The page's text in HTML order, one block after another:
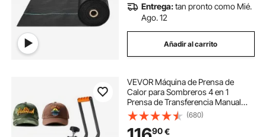
botones para prensa
Entrega:tan pronto como Mié.
Ago. 12
Añadir al carrito
VEVOR Máquina de Prensa de
Calor para Sombreros 4 en 1
Prensa de Transferencia Manual
580W Máquina de Prensa de Calor
Multifuncional 50 x 25,8 x 36,2 cm
con Pantalla Dual y Control Digital
(680)
90€